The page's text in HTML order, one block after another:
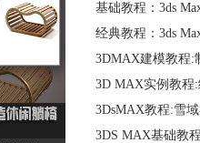
基础教程：3ds
经典教程：3ds
3DMAX建模教程:
3D MAX实例教程
3DsMAX教程:雪
3DS MAX基础教